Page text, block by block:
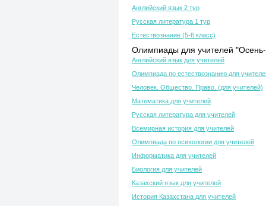
Английский язык 2 тур
Русская литература 1 тур
Естествознание (5-6 класс)
Олимпиады для учителей
Английский язык для учителей
Олимпиада по естествознанию для
Человек. Общество. Право. (для учителей)
Математика для учителей
Русская литература для учителей
Всемирная история для учителей
Олимпиада по психологии для учителей
Информатика для учителей
Биология для учителей
Казахский язык для учителей
История Казахстана для учителей